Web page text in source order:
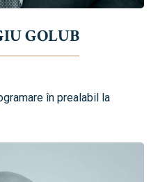
GOLUB
în prealabil la